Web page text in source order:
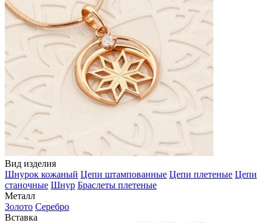
Вид изделия
Шнурок кожаный Цепи штампованные Цепи плетеные Цепи
станочные Шнур Браслеты плетеные
Металл
Золото Серебро
Вставка